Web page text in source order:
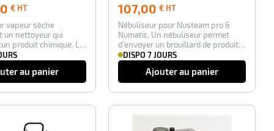
€ HT
HT
vapeur sèche
un nettoyeur qui
produit chimique. Le
au panier
107,00 € HT
HT
Nébuliseur pour Nusteam pro 6
Numatic. Un nébuliseur permet
d’envoyer un brouillard de produit
désinfecta…
DISPO 7 JOURS
Ajouter au panier